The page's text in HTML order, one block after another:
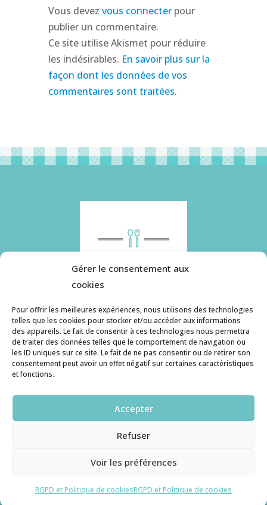
Gérer le consentement aux
cookies
Pour offrir les meilleures expériences, nous utilisons des technologies
telles que les cookies pour stocker et/ou accéder aux informations
des appareils. Le fait de consentir à ces technologies nous permettra
de traiter des données telles que le comportement de navigation ou
les ID uniques sur ce site. Le fait de ne pas consentir ou de retirer son
consentement peut avoir un effet négatif sur certaines caractéristiques
et fonctions.
Accepter
Refuser
Voir les préférences
RGPD et Politique de cookiesRGPD et Politique de cookies
Vous devez vous connecterpour
publier un commentaire.
Ce site utilise Akismet pour réduire
les indésirables. En savoir plus sur la
façon dont les données de vos
commentaires sont traitées.
Histoire de pâtes utilise des cookies. Pour en
savoir plus, ainsi que sur la politique de
confidentialité, cliquez ici.
Contact
histoiredepates@gmail.com